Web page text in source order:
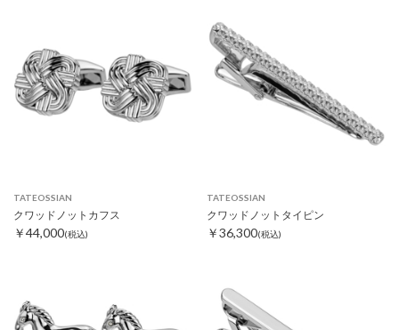
TATEOSSIAN
クワッドノットカフス
￥44,000(税込)
TATEOSSIAN
クワッドノットタイピン
￥36,300(税込)